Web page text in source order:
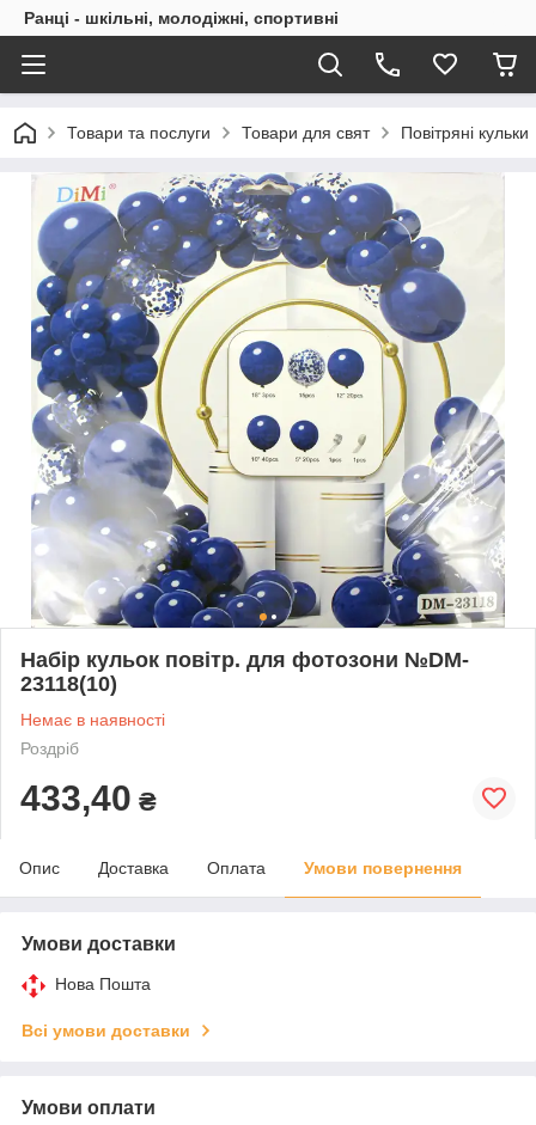
Ранці - шкільні, молодіжні, спортивні
Товари та послуги Товари для свят Повітряні кульки
Набір кульок повітр. для фотозони №DM-
23118(10)
Немає в наявності
Роздріб
433,40 ₴
Опис Доставка Оплата Умови повернення
Умови доставки
Нова Пошта
Всі умови доставки
Умови оплати